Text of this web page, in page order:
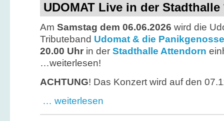
UDOMAT Live in der Stadthalle
Am Samstag dem 06.06.2026 wird die
Tributeband Udomat & die
20.00 Uhr in der Stadthalle Attendorn
…weiterlesen!
ACHTUNG! Das Konzert wird auf den
… weiterlesen